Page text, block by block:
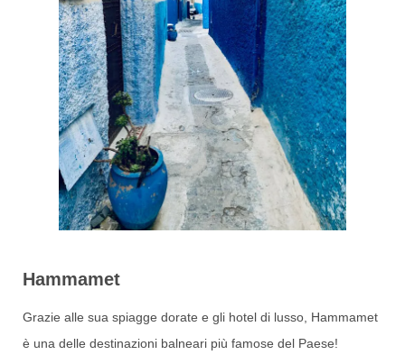
Hammamet
Grazie alle sua spiagge dorate e gli hotel di lusso, Hammamet
è una delle destinazioni balneari più famose del Paese!